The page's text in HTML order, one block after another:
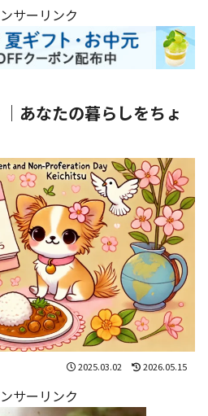
サーリンク
あなたの暮らしをちょ
2025.03.02 2026.05.15
サーリンク